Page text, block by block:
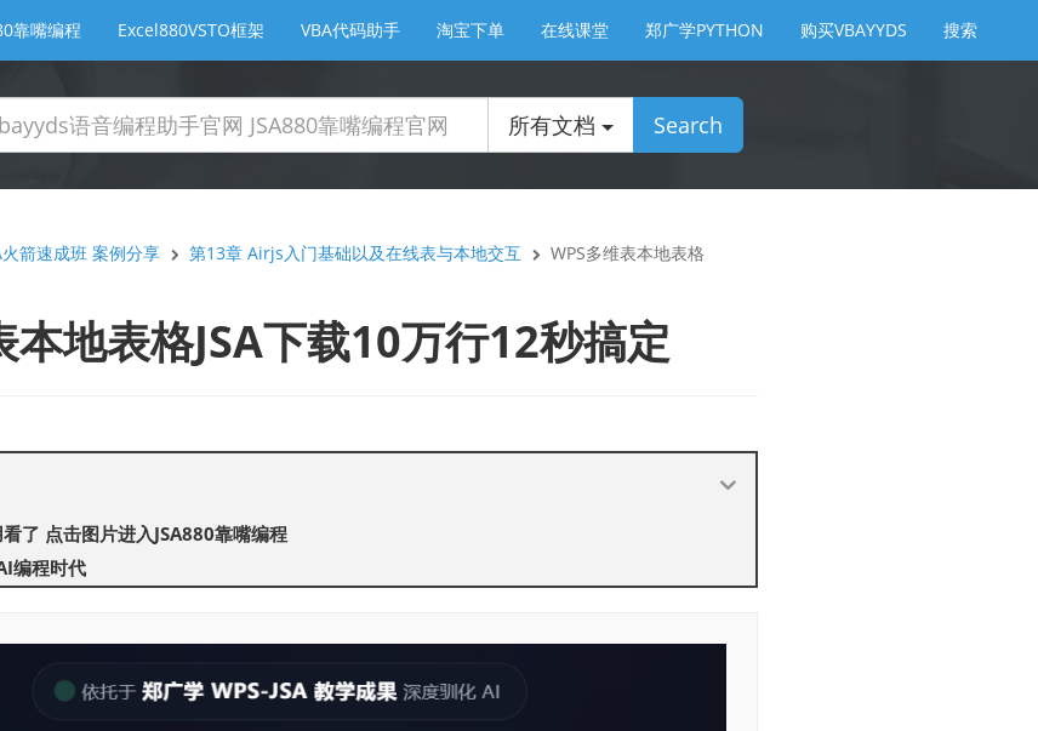
靠嘴编程 Excel880VSTO框架 VBA代码助手 淘宝下单 在线课堂 郑广学PYTHON 购买VBAYYDS 搜索
所有文档 Search
火箭速成班 案例分享 第13章 Airjs入门基础以及在线表与本地交互
WPS多维表本地表格
本地表格JSA下载10万行12秒搞定
了 点击图片进入JSA880靠嘴编程
编程时代